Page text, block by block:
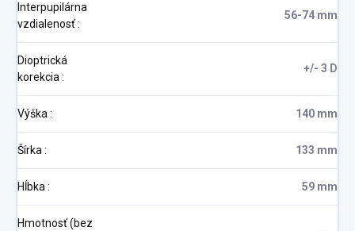
Interpupilárna
vzdialenosť:
56-74 mm
Dioptrická
korekcia :
+/- 3 D
Výška : 140 mm
Šírka : 133 mm
Hĺbka : 59 mm
Hmotnosť (bez